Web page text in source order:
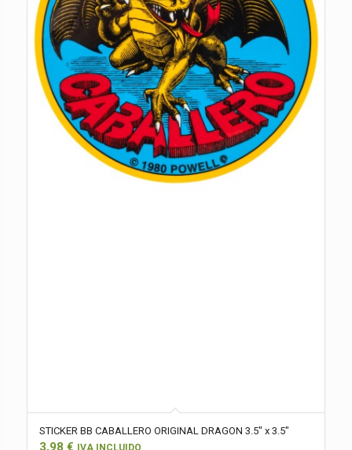
STICKER BB CABALLERO ORIGINAL DRAGON 3.5″ x 3.5″
3,98 € IVA INCLUIDO